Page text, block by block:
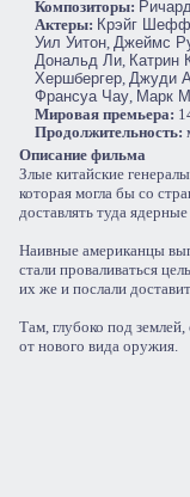
Композиторы:
Актеры: Крэйг
Уил Уитон, Джеймс
Дональд Ли, Катрин
Хершбергер, Джуди
Франсуа Чау, Марк
Мировая премьера:
Продолжительность:
Описание фильма
Злые китайские
которая могла бы со
доставлять туда
Наивные американцы
стали проваливаться
их же и послали
Там, глубоко под
от нового вида оружия.